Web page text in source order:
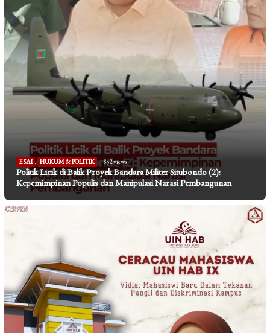
ESAI , HUKUM & POLITIK 852 views
Politik Licik di Balik Proyek Bandara Militer Situbondo (2):
Kepemimpinan Populis dan Manipulasi Narasi Pembangunan